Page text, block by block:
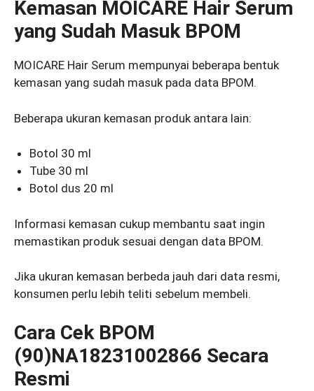
Kemasan MOICARE Hair Serum
yang Sudah Masuk BPOM
MOICARE Hair Serum mempunyai beberapa bentuk
kemasan yang sudah masuk pada data BPOM.
Beberapa ukuran kemasan produk antara lain:
Botol 30 ml
Tube 30 ml
Botol dus 20 ml
Informasi kemasan cukup membantu saat ingin
memastikan produk sesuai dengan data BPOM.
Jika ukuran kemasan berbeda jauh dari data resmi,
konsumen perlu lebih teliti sebelum membeli.
Cara Cek BPOM
(90)NA18231002866 Secara
Resmi